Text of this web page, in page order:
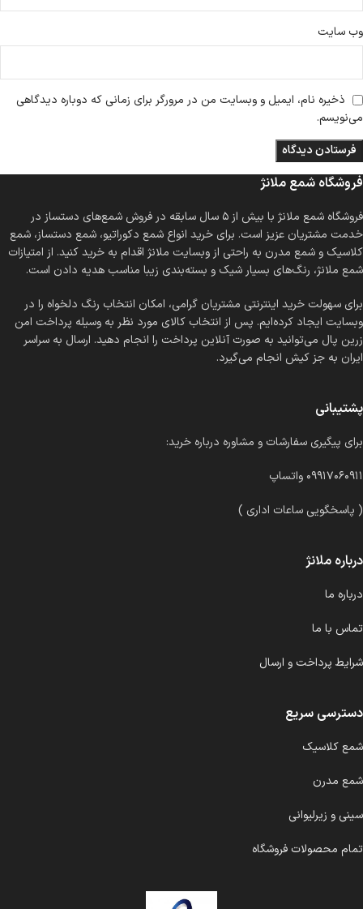
وب‌ سایت
ذخیره نام، ایمیل و وبسایت من در مرورگر برای زمانی که دوباره دیدگاهی
می‌نویسم.
فروشگاه شمع ملانژ
فروشگاه شمع ملانژ با بیش از ۵ سال سابقه در فروش شمع‌های دستساز در
خدمت مشتریان عزیز است. برای خرید انواع شمع دکوراتیو، شمع دستساز، شمع
کلاسیک و شمع مدرن به راحتی از وبسایت ملانژ اقدام به خرید کنید. از امتیازات
شمع ملانژ، رنگ‌های بسیار شیک و بسته‌بندی زیبا مناسب هدیه دادن است.
برای سهولت خرید اینترنتی مشتریان گرامی، امکان انتخاب رنگ دلخواه را در
وبسایت ایجاد کرده‌ایم. پس از انتخاب کالای مورد نظر به وسیله پرداخت امن
زرین پال می‌توانید به صورت آنلاین پرداخت را انجام دهید. ارسال به سراسر
ایران به جز کیش انجام می‌گیرد.
پشتیبانی
برای پیگیری سفارشات و مشاوره درباره خرید:
۰۹۹۱۷۰۶۰۹۱۱ واتساپ
( پاسخگویی ساعات اداری )
درباره ملانژ
درباره ما
تماس با ما
شرایط پرداخت و ارسال
دسترسی سریع
شمع کلاسیک
شمع مدرن
سینی و زیرلیوانی
تمام محصولات فروشگاه